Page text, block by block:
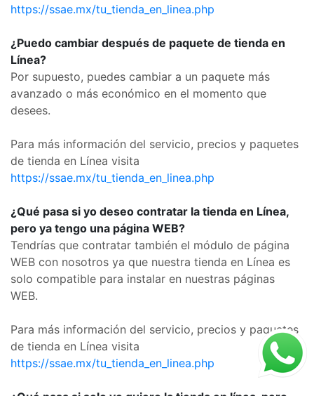
https://ssae.mx/tu_tienda_en_linea.php
¿Puedo cambiar después de paquete de tienda en
Línea?
Por supuesto, puedes cambiar a un paquete más
avanzado o más económico en el momento que
desees.
Para más información del servicio, precios y paquetes
de tienda en Línea visita
https://ssae.mx/tu_tienda_en_linea.php
¿Qué pasa si yo deseo contratar la tienda en Línea,
pero ya tengo una página WEB?
Tendrías que contratar también el módulo de página
WEB con nosotros ya que nuestra tienda en Línea es
solo compatible para instalar en nuestras páginas
WEB.
Para más información del servicio, precios y paquetes
de tienda en Línea visita
https://ssae.mx/tu_tienda_en_linea.php